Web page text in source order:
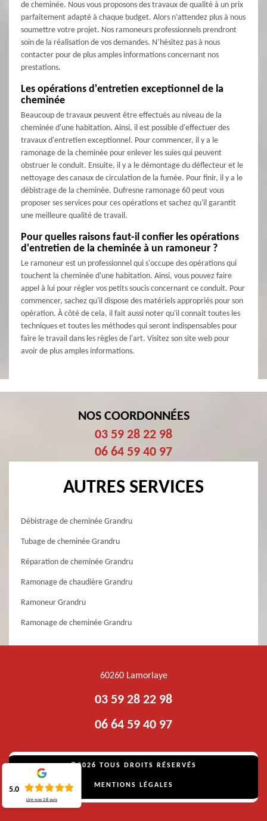
de cheminée. Nous vous proposons des travaux de qualité à un prix
parfaitement adapté à chaque budget. Alors n’attendez plus à nous
soumettre votre projet. Nos ramoneurs professionnels prendront
soin de la réalisation de vos demandes. N’hésitez pas à nous
contacter pour de plus amples informations concernant nos
prestations.
Les opérations d'entretien exceptionnel de la
cheminée
Beaucoup de travaux peuvent être effectués au niveau de la
cheminée d'une habitation. Ainsi, il est possible d'effectuer des
travaux d'entretien exceptionnel. Pour commencer, il y a le
ramonage de la cheminée pour enlever les suies qui peuvent
obstruer le conduit. Ensuite, il y a le démontage du déflecteur et le
nettoyage des canaux de circulation de la fumée. Pour finir, il y a le
débistrage de la cheminée. Dufresne ramonage 60 peut vous
proposer ses services pour ces opérations et sachez qu'il garantit
une meilleure qualité de travail.
Pour quelles raisons faut-il confier les opérations
d'entretien de la cheminée à un ramoneur ?
Le ramoneur est un professionnel qui s'occupe des opérations qui
touchent la cheminée d'une habitation. Ainsi, vous pouvez faire
appel à lui pour régler vos petits soucis concernant ce conduit. Pour
commencer, sachez qu'il dispose des matériels appropriés pour son
opération. À côté de cela, il fait aussi noter qu'il connait toutes les
techniques et toutes les méthodes qui seront indispensables pour
faire le travail dans les règles de l'art. Visitez son site web pour
avoir de plus amples informations.
NOS COORDONNÉES
03 59 28 22 98
06 64 59 40 97
AUTRES SERVICES
Débistrage de cheminée Grandru
Tubage de cheminée Grandru
Réparation de cheminée Grandru
Ramonage de chaudière Grandru
Ramoneur Grandru
Ramonage de cheminée Grandru
60260 Lamorlaye
03 59 28 22 98
06 64 59 40 97
©2026 TOUS DROITS RÉSERVÉS
MENTIONS LÉGALES
5.0
Lire nos28 avis